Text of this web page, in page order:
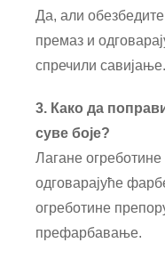
Да, али
премаз и
спречили савијање.
3. Како да
суве боје?
Лагане
одговарајуће
огреботине
префарбавање.